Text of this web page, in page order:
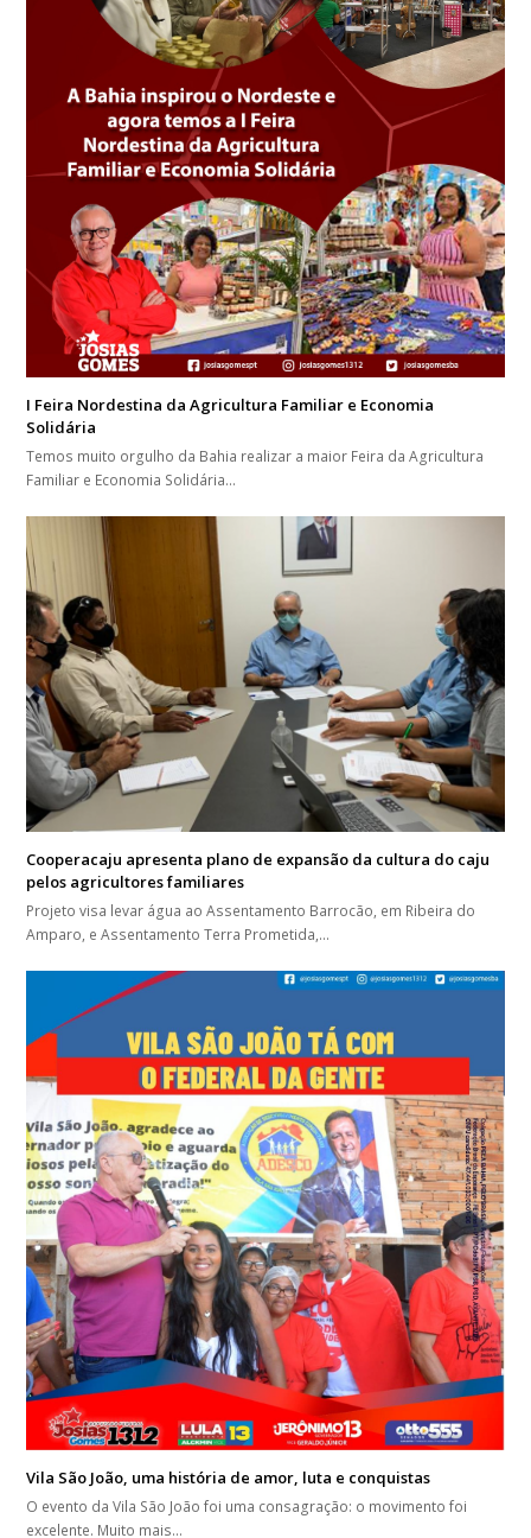
I Feira Nordestina da Agricultura Familiar e Economia
Solidária
Temos muito orgulho da Bahia realizar a maior Feira da Agricultura
Familiar e Economia Solidária…
Cooperacaju apresenta plano de expansão da cultura do caju
pelos agricultores familiares
Projeto visa levar água ao Assentamento Barrocão, em Ribeira do
Amparo, e Assentamento Terra Prometida,…
Vila São João, uma história de amor, luta e conquistas
O evento da Vila São João foi uma consagração: o movimento foi
excelente. Muito mais…